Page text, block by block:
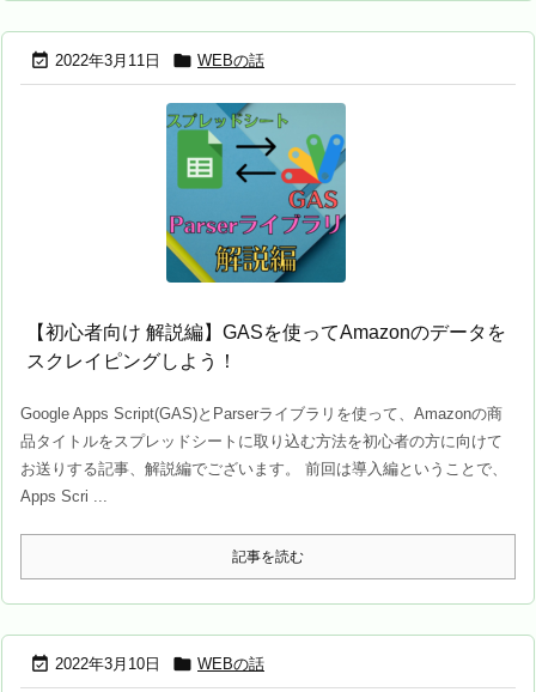
 2022年3月11日  WEBの話
【初心者向け 解説編】GASを使ってAmazonのデータを
スクレイピングしよう！
Google Apps Script(GAS)とParserライブラリを使って、Amazonの商
品タイトルをスプレッドシートに取り込む方法を初心者の方に向けて
お送りする記事、解説編でございます。 前回は導入編ということで、
Apps Scri ...
記事を読む
 2022年3月10日  WEBの話